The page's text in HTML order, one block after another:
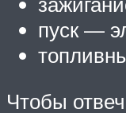
пуск —
Чтобы